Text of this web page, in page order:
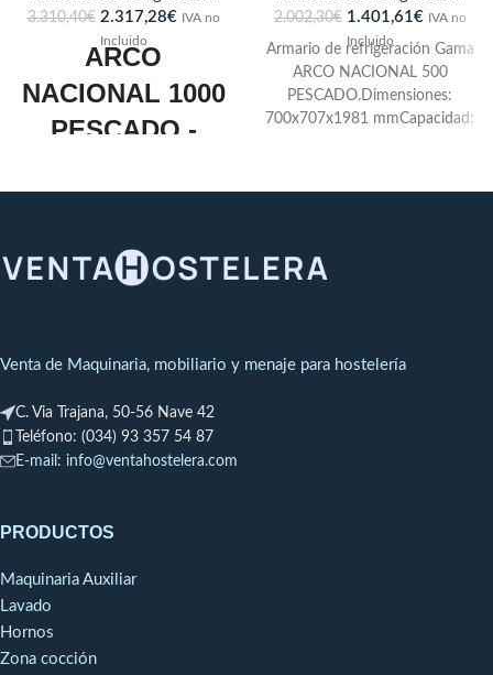
3.310,40€ 2.317,28€ IVA no
Incluido
ARCO
NACIONAL 1000
PESCADO -
ARCO NACIONAL 1000
PESCADO.Dimensiones:
3Estantes:4Juego de Guías:
-10ºCConsumo:
361WRégimen de Temperatura
a 40ºC: -2 +2ºC
2.002,30€ 1.401,61€ IVA no
Incluido
Armario de refrigeración Gama
ARCO NACIONAL 500
PESCADO.Dimensiones:
700x707x1981 mmCapacidad:
-10ºCConsumo:
Venta de Maquinaria, mobiliario y menaje para hostelería
C. Via Trajana, 50-56 Nave 42
Teléfono: (034) 93 357 54 87
E-mail: info@ventahostelera.com
PRODUCTOS
Maquinaria Auxiliar
Lavado
Hornos
Zona cocción